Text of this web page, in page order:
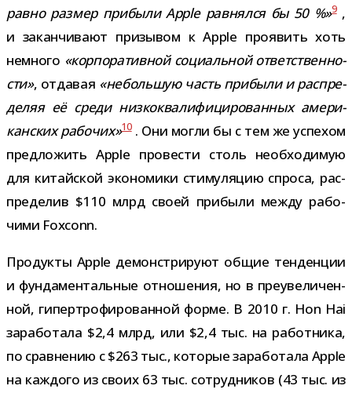
равно раз­мер при­были Apple рав­нялся бы 50 %»9,
и закан­чи­вают при­зы­вом к Apple про­явить хоть
немного «кор­по­ра­тив­ной соци­аль­ной ответ­ствен­но­
сти», отда­вая «неболь­шую часть при­были и рас­пре­
де­ляя её среди низ­ко­ква­ли­фи­ци­ро­ван­ных аме­ри­
кан­ских рабо­чих»10. Они могли бы с тем же успе­хом
пред­ло­жить Apple про­ве­сти столь необ­хо­ди­мую
для китай­ской эко­но­мики сти­му­ля­цию спроса, рас­
пре­де­лив $110 млрд своей при­были между рабо­
чими Foxconn.
Продукты Apple демон­стри­руют общие тен­ден­ции
и фун­да­мен­таль­ные отно­ше­ния, но в пре­уве­ли­чен­
ной, гипер­тро­фи­ро­ван­ной форме. В 2010 г. Hon Hai
зара­бо­тала $2,4 млрд, или $2,4 тыс. на работ­ника,
по срав­не­нию с $263 тыс., кото­рые зара­бо­тала Apple
на каж­дого из своих 63 тыс. сотруд­ни­ков (43 тыс. из